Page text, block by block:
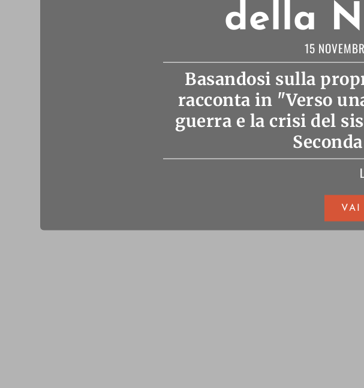
della
15
Basandosi sulla
racconta in "Verso
guerra e la crisi del
VAI